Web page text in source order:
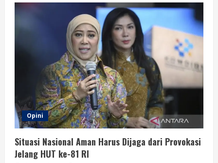
Opini
Situasi Nasional Aman Harus Dijaga dari Provokasi
Jelang HUT ke-81 RI